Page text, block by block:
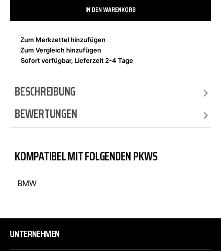
IN DEN WARENKORB
Zum Merkzettel hinzufügen
Zum Vergleich hinzufügen
Sofort verfügbar, Lieferzeit 2-4 Tage
BESCHREIBUNG
BEWERTUNGEN
KOMPATIBEL MIT FOLGENDEN PKWS
BMW
UNTERNEHMEN